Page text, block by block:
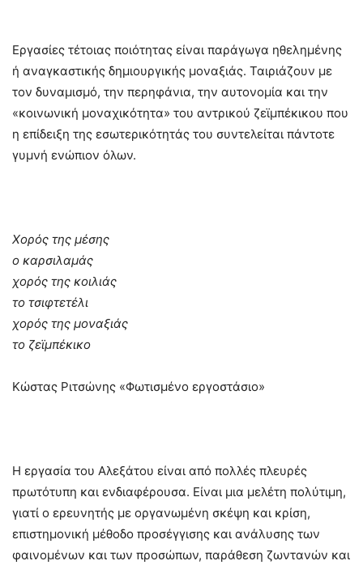
Εργασίες τέτοιας ποιότητας είναι παράγωγα ηθελημένης
ή αναγκαστικής δημιουργικής μοναξιάς. Ταιριάζουν με
τον δυναμισμό, την περηφάνια, την αυτονομία και την
«κοινωνική μοναχικότητα» του αντρικού ζεϊμπέκικου που
η επίδειξη της εσωτερικότητάς του συντελείται πάντοτε
γυμνή ενώπιον όλων.
Χορός της μέσης
ο καρσιλαμάς
χορός της κοιλιάς
το τσιφτετέλι
χορός της μοναξιάς
το ζεϊμπέκικο
Κώστας Ριτσώνης «Φωτισμένο εργοστάσιο»
Η εργασία του Αλεξάτου είναι από πολλές πλευρές
πρωτότυπη και ενδιαφέρουσα. Είναι μια μελέτη πολύτιμη,
γιατί ο ερευνητής με οργανωμένη σκέψη και κρίση,
επιστημονική μέθοδο προσέγγισης και ανάλυσης των
φαινομένων και των προσώπων, παράθεση ζωντανών και